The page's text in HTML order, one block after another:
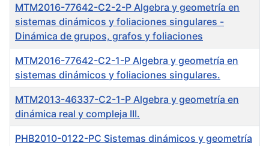
Title
MTM2016-77642-C2-2-P Algebra y geometría en
sistemas dinámicos y foliaciones singulares -
Dinámica de grupos, grafos y foliaciones
MTM2016-77642-C2-1-P Algebra y geometría en
sistemas dinámicos y foliaciones singulares.
MTM2013-46337-C2-1-P Algebra y geometría en
dinámica real y compleja III.
PHB2010-0122-PC Sistemas dinámicos y geometría